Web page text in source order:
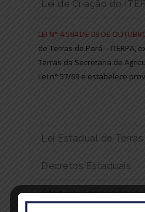
Lei de Criação do
LEI N° 4.584 DE 08 DE
de Terras do Pará – ITERPA,
Terras da Secretaria de
Lei n° 57/69 e estabelece
Lei Estadual de Terras
Decretos Estaduais
Atos da Corregedoria
Estado do Pará